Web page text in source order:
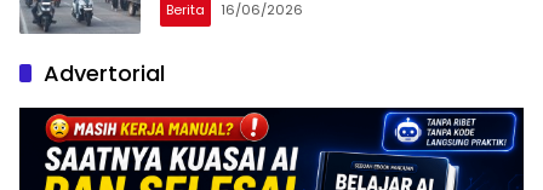
Berita 16/06/2026
Advertorial